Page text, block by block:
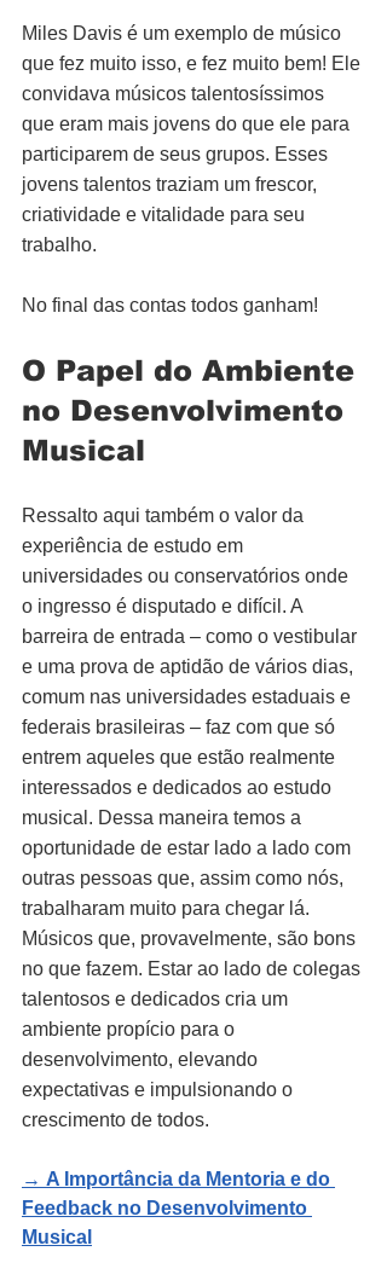
Miles Davis é um exemplo de músico
que fez muito isso, e fez muito bem! Ele
convidava músicos talentosíssimos
que eram mais jovens do que ele para
participarem de seus grupos. Esses
jovens talentos traziam um frescor,
criatividade e vitalidade para seu
trabalho.
No final das contas todos ganham!
O Papel do Ambiente
no Desenvolvimento
Musical
Ressalto aqui também o valor da
experiência de estudo em
universidades ou conservatórios onde
o ingresso é disputado e difícil. A
barreira de entrada – como o vestibular
e uma prova de aptidão de vários dias,
comum nas universidades estaduais e
federais brasileiras – faz com que só
entrem aqueles que estão realmente
interessados e dedicados ao estudo
musical. Dessa maneira temos a
oportunidade de estar lado a lado com
outras pessoas que, assim como nós,
trabalharam muito para chegar lá.
Músicos que, provavelmente, são bons
no que fazem. Estar ao lado de colegas
talentosos e dedicados cria um
ambiente propício para o
desenvolvimento, elevando
expectativas e impulsionando o
crescimento de todos.
→ A Importância da Mentoria e do
Feedback no Desenvolvimento
Musical